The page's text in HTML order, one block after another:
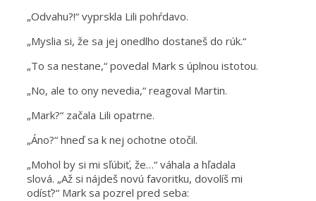
„Odvahu?!“ vyprskla Lili pohŕdavo.
„Myslia si, že sa jej onedlho dostaneš do rúk.“
„To sa nestane,“ povedal Mark s úplnou istotou.
„No, ale to ony nevedia,“ reagoval Martin.
„Mark?“ začala Lili opatrne.
„Áno?“ hneď sa k nej ochotne otočil.
„Mohol by si mi sľúbiť, že…“ váhala a hľadala
slová. „Až si nájdeš novú favoritku, dovolíš mi
odísť?“ Mark sa pozrel pred seba: